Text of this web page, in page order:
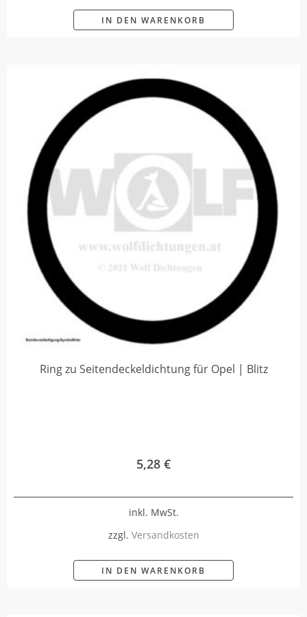
IN DEN WARENKORB
Ring zu Seitendeckeldichtung für Opel | Blitz
5,28 €
inkl. MwSt.
zzgl. Versandkosten
IN DEN WARENKORB